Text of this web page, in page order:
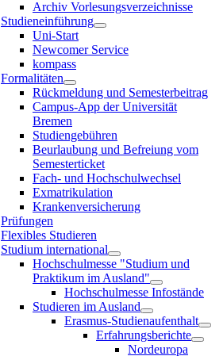
Archiv Vorlesungsverzeichnisse
Studieneinführung
Uni-Start
Newcomer Service
kompass
Formalitäten
Rückmeldung und Semesterbeitrag
Campus-App der Universität
Bremen
Studiengebühren
Beurlaubung und Befreiung vom
Semesterticket
Fach- und Hochschulwechsel
Exmatrikulation
Krankenversicherung
Prüfungen
Flexibles Studieren
Studium international
Hochschulmesse "Studium und
Praktikum im Ausland"
Hochschulmesse Infostände
Studieren im Ausland
Erasmus-Studienaufenthalt
Erfahrungsberichte
Nordeuropa